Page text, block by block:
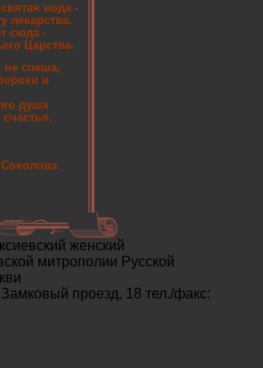
вода -
лекарства.
сюда -
Царства.
не спеша,
и
душа
женский
митрополии Русской
проезд, 18 тел./факс: